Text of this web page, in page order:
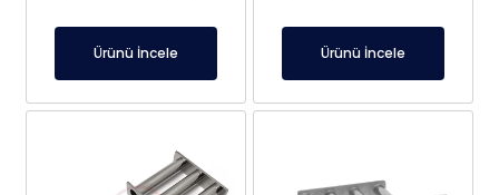
Ürünü İncele Ürünü İncele